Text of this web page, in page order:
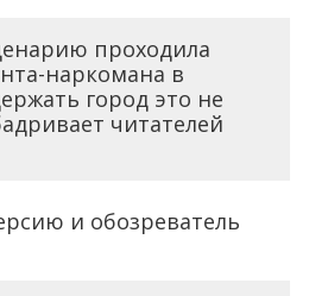
проходила
наркомана в
город это не
читателей
и обозреватель